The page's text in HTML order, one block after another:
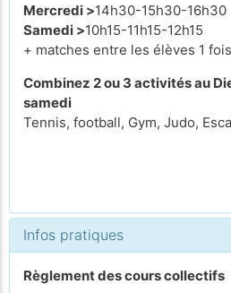
Mercredi >14h30-15h30-16h30
Samedi >10h15-11h15-12h15
+ matches entre les élèves 1
Combinez 2 ou 3 activités au
samedi
Tennis, football, Gym, Judo,
Infos pratiques
Règlement des cours collectifs